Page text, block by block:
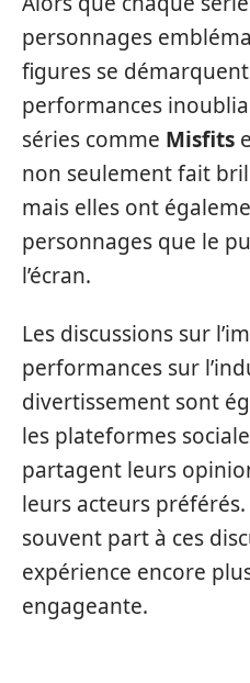
personnages
figures se
performances
séries comme Misfits
non seulement fait
mais elles ont
personnages que le
l’écran.
Les discussions sur
performances sur
divertissement sont
les plateformes
partagent leurs
leurs acteurs
souvent part à ces
expérience encore
engageante.